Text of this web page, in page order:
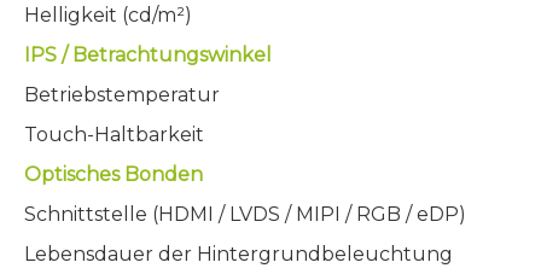
Helligkeit (cd/m²)
IPS / Betrachtungswinkel
Betriebstemperatur
Touch-Haltbarkeit
Optisches Bonden
Schnittstelle (HDMI / LVDS / MIPI / RGB / eDP)
Lebensdauer der Hintergrundbeleuchtung